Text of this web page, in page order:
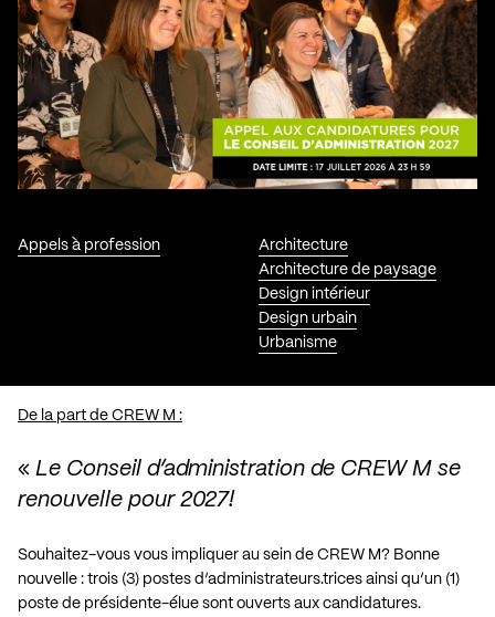
Appels à profession
Architecture
Architecture de paysage
Design intérieur
Design urbain
Urbanisme
De la part de CREW M :
« Le Conseil d’administration de CREW M se
renouvelle pour 2027!
Souhaitez-vous vous impliquer au sein de CREW M? Bonne
nouvelle : trois (3) postes d’administrateurs.trices ainsi qu’un (1)
poste de présidente-élue sont ouverts aux candidatures.